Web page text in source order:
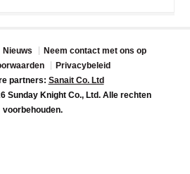
Nieuws
Neem contact met ons op
Privacybeleid
partners: Sanait Co. Ltd
Sunday Knight Co., Ltd. Alle rechten
voorbehouden.